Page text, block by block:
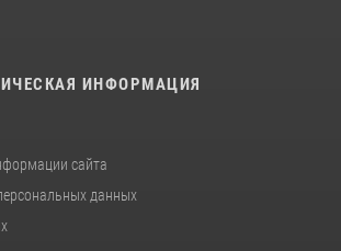
ИНФОРМАЦИЯ
сайта
данных